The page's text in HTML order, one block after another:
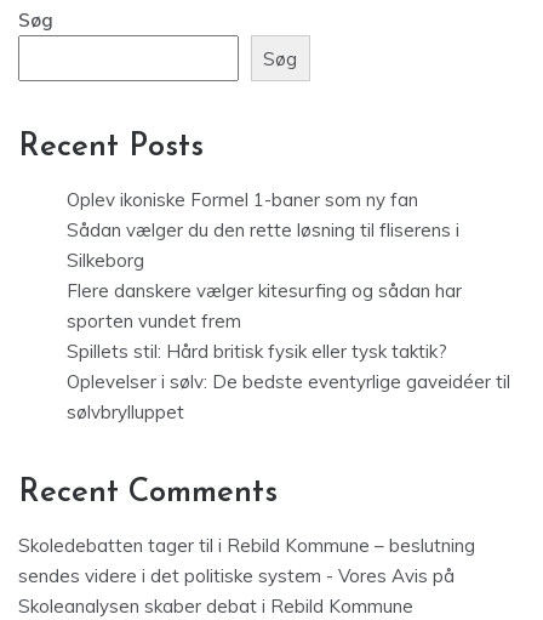
Søg
Søg
Recent Posts
Oplev ikoniske Formel 1-baner som ny fan
Sådan vælger du den rette løsning til fliserens i
Silkeborg
Flere danskere vælger kitesurfing og sådan har
sporten vundet frem
Spillets stil: Hård britisk fysik eller tysk taktik?
Oplevelser i sølv: De bedste eventyrlige gaveidéer til
sølvbrylluppet
Recent Comments
Skoledebatten tager til i Rebild Kommune – beslutning
sendes videre i det politiske system - Vores Avis på
Skoleanalysen skaber debat i Rebild Kommune